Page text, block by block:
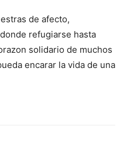
de afecto,
refugiarse hasta
solidario de muchos
encarar la vida de una